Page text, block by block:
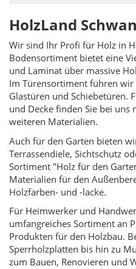
HolzLand Schwan
Wir sind Ihr Profi für Holz in
Bodensortiment bietet eine
und Laminat über massive
Im Türensortiment führen
Glastüren und Schiebetüren.
und Decke finden Sie bei uns
weiteren Materialien.
Auch für den Garten bieten
Terrassendiele, Sichtschutz
Sortiment "Holz für den
Materialien für den
Holzfarben- und -lacke.
Für Heimwerker und
umfangreiches Sortiment an
Produkten für den Holzbau.
Sperrholzplatten bis hin zu
zum Bauen, Renovieren und